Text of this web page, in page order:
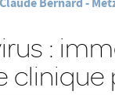
:
clinique